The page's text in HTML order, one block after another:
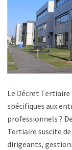
Le Décret
spécifiques aux
professionnels ?
Tertiaire suscite
dirigeants,